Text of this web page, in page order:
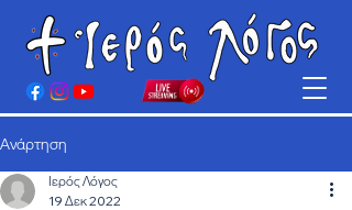
Ανάρτηση
Ιερός Λόγος
19 Δεκ 2022